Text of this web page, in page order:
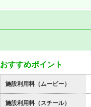
おすすめポイント
施設利用料（ムービー）
施設利用料（スチール）